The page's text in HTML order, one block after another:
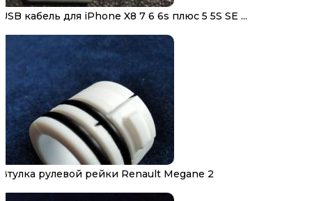
USB кабель для iPhone X8 7 6 6s плюс 5 5S SE ...
Втулка рулевой рейки Renault Megane 2